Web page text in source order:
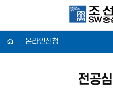
온라인신청
전공